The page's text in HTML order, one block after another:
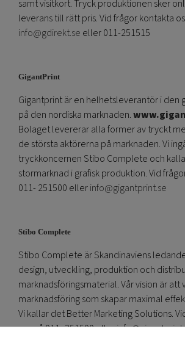
samt visitkort. Tryck produktionen sker
leverans till rätt pris. Vid frågor kontakta
info@gdirekt.se eller 011-251515
GigantPrint
Gigantprint är en helhetsleverantör i den
på den nordiska marknaden.
Bolaget levererar alla former av tryckt
de största aktörerna på marknaden. Vi
tryckkoncernen Stibo Complete och
stormarknad i grafisk produktion. Vid
011- 251500 ellerinfo@gigantprint.se
Stibo Complete
Stibo Complete är Skandinaviens
design, utveckling, produktion och
marknadsföringsmaterial. Vår vision är att
marknadsföring som skapar maximal
Vi kallar det Better Marketing Solutions.
oss på 011- 251500 eller